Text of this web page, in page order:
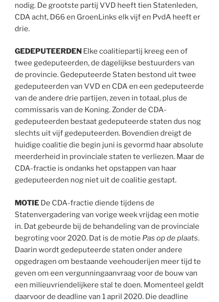
nodig. De grootste partij VVD heeft tien Statenleden,
CDA acht, D66 en GroenLinks elk vijf en PvdA heeft er
drie.
GEDEPUTEERDEN Elke coalitiepartij kreeg een of
twee gedeputeerden, de dagelijkse bestuurders van
de provincie. Gedeputeerde Staten bestond uit twee
gedeputeerden van VVD en CDA en een gedeputeerde
van de andere drie partijen, zeven in totaal, plus de
commissaris van de Koning. Zonder de CDA-
gedeputeerden bestaat gedeputeerde staten dus nog
slechts uit vijf gedeputeerden. Bovendien dreigt de
huidige coalitie die begin juni is gevormd haar absolute
meerderheid in provinciale staten te verliezen. Maar de
CDA-fractie is ondanks het opstappen van haar
gedeputeerden nog niet uit de coalitie gestapt.
MOTIE De CDA-fractie diende tijdens de
Statenvergadering van vorige week vrijdag een motie
in. Dat gebeurde bij de behandeling van de provinciale
begroting voor 2020. Dat is de motie Pas op de plaats.
Daarin wordt gedeputeerde staten onder andere
opgedragen om bestaande veehouderijen meer tijd te
geven om een vergunningaanvraag voor de bouw van
een milieuvriendelijkere stal te doen. Momenteel geldt
daarvoor de deadline van 1 april 2020. Die deadline